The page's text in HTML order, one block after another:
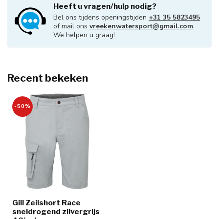
Heeft u vragen/hulp nodig?
Bel ons tijdens openingstijden +31 35 5823495
of mail ons vreekenwatersport@gmail.com.
We helpen u graag!
Recent bekeken
-50%
Gill Zeilshort Race
sneldrogend zilvergrijs